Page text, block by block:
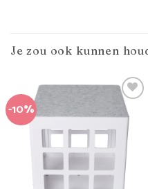
Je zou ook kunnen
-10%